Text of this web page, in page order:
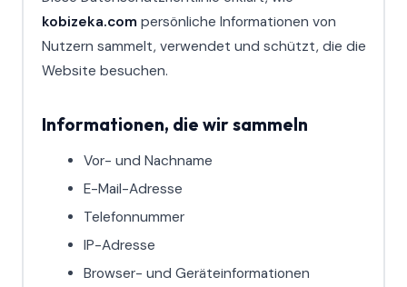
kobizeka.compersönliche Informationen von
Nutzern sammelt, verwendet und schützt, die die
Website besuchen.
Informationen, die wir sammeln
Vor- und Nachname
E-Mail-Adresse
Telefonnummer
IP-Adresse
Browser- und Geräteinformationen